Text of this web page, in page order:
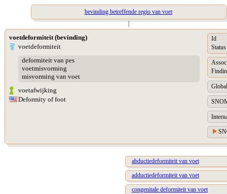
bevinding betreffende regio van voet
|
voetdeformiteit (bevinding)
voetdeformiteit
deformiteit van pes
voetmisvorming
misvorming van voet
voetafwijking
Deformity of foot
Id
Status
abductiedeformiteit van voet
adductiedeformiteit van voet
congenitale deformiteit van voet